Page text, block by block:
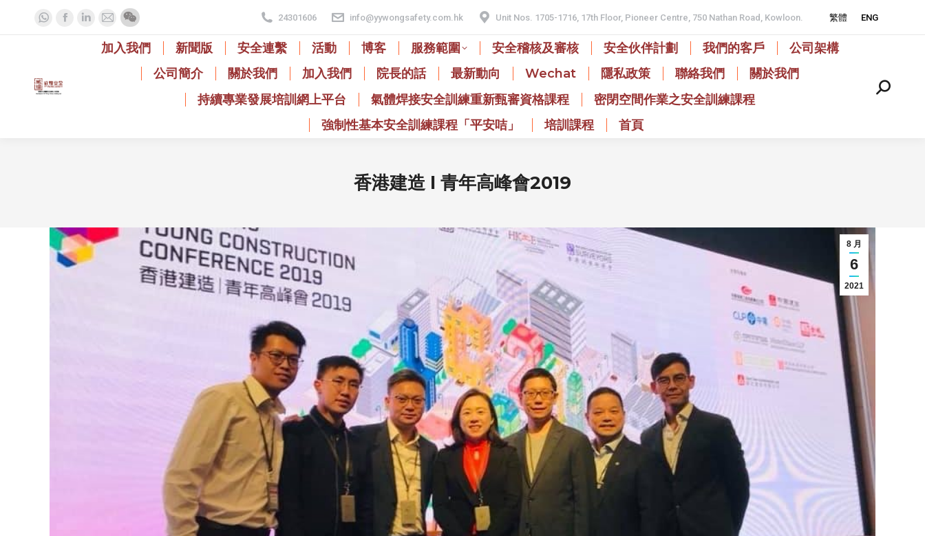
Whatsapp
in
new
Facebook
Linkedin
page
Mail
page
24301606 info@yywongsafety.com.hk Unit Nos. 1705-1716, 17th Floor, Pioneer Centre, 750 Nathan Road, Kowloon. 繁體 ENG
加入我們 新聞版 安全連繫 活動 博客 服務範圍 安全稽核及審核 安全伙伴計劃 我們的客戶
公司架構
公司簡介
關於我們 加入我們 院長的話 最新動向 Wechat 隱私政策 聯絡我們
關於我們
持續專業發展培訓網上平台
氣體焊接安全訓練重新甄審資格課程
密閉空間作業之安全訓練課程
強制性基本安全訓練課程「平安咭」
培訓課程 首頁
Search:
香港建造 l 青年高峰會2019
8 月
6
2021